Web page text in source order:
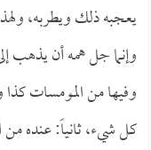
يعجبه ذلك ويطربه،
وإنما جل همه أن يذهب
وفيها من المومسات
كل شيء، ثانياً: عنده من